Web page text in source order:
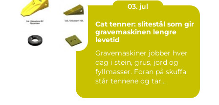
03. jul
Cat tenner: slitestål som gir
gravemaskinen lengre
levetid
Gravemaskiner jobber hver
dag i stein, grus, jord og
fyllmasser. Foran på skuffa
står tennene og tar...